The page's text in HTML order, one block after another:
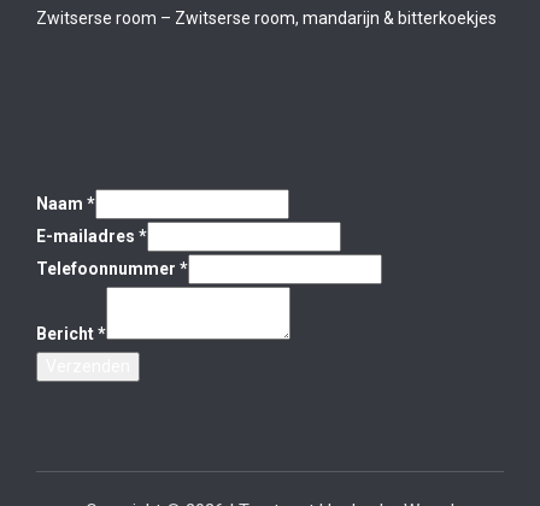
Zwitserse room – Zwitserse room, mandarijn & bitterkoekjes
Naam *
E-mailadres *
Telefoonnummer *
Bericht*